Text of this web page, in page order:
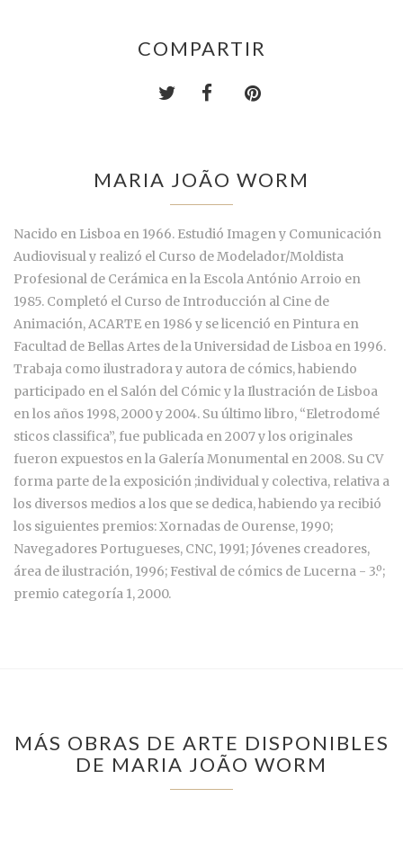
COMPARTIR
MARIA JOÃO WORM
Nacido en Lisboa en 1966. Estudió Imagen y Comunicación
Audiovisual y realizó el Curso de Modelador/Moldista
Profesional de Cerámica en la Escola António Arroio en
1985. Completó el Curso de Introducción al Cine de
Animación, ACARTE en 1986 y se licenció en Pintura en
Facultad de Bellas Artes de la Universidad de Lisboa en 1996.
Trabaja como ilustradora y autora de cómics, habiendo
participado en el Salón del Cómic y la Ilustración de Lisboa
en los años 1998, 2000 y 2004. Su último libro, “Eletrodomé
sticos classifica”, fue publicada en 2007 y los originales
fueron expuestos en la Galería Monumental en 2008. Su CV
forma parte de la exposición ;individual y colectiva, relativa a
los diversos medios a los que se dedica, habiendo ya recibió
los siguientes premios: Xornadas de Ourense, 1990;
Navegadores Portugueses, CNC, 1991; Jóvenes creadores,
área de ilustración, 1996; Festival de cómics de Lucerna - 3.º;
premio categoría 1, 2000.
MÁS OBRAS DE ARTE DISPONIBLES
DE MARIA JOÃO WORM